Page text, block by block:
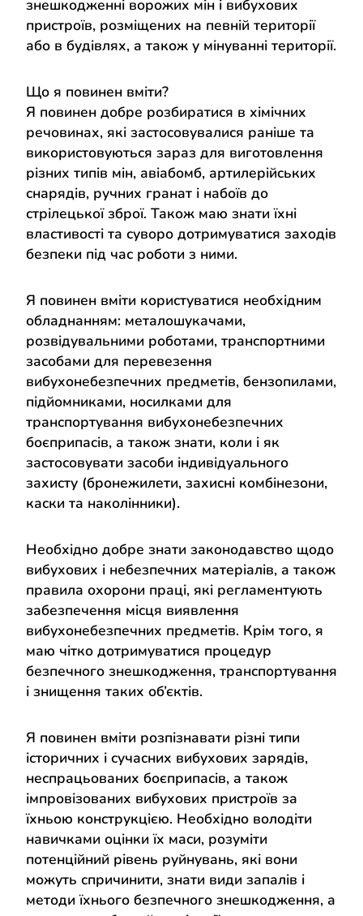
знешкодженні ворожих мін і вибухових
пристроїв, розміщених на певній території
або в будівлях, а також у мінуванні території.
Що я повинен вміти?
Я повинен добре розбиратися в хімічних
речовинах, які застосовувалися раніше та
використовуються зараз для виготовлення
різних типів мін, авіабомб, артилерійських
снарядів, ручних гранат і набоїв до
стрілецької зброї. Також маю знати їхні
властивості та суворо дотримуватися заходів
безпеки під час роботи з ними.
Я повинен вміти користуватися необхідним
обладнанням: металошукачами,
розвідувальними роботами, транспортними
засобами для перевезення
вибухонебезпечних предметів, бензопилами,
підйомниками, носилками для
транспортування вибухонебезпечних
боєприпасів, а також знати, коли і як
застосовувати засоби індивідуального
захисту (бронежилети, захисні комбінезони,
каски та наколінники).
Необхідно добре знати законодавство щодо
вибухових і небезпечних матеріалів, а також
правила охорони праці, які регламентують
забезпечення місця виявлення
вибухонебезпечних предметів. Крім того, я
маю чітко дотримуватися процедур
безпечного знешкодження, транспортування
і знищення таких об’єктів.
Я повинен вміти розпізнавати різні типи
історичних і сучасних вибухових зарядів,
неспрацьованих боєприпасів, а також
імпровізованих вибухових пристроїв за
їхньою конструкцією. Необхідно володіти
навичками оцінки їх маси, розуміти
потенційний рівень руйнувань, які вони
можуть спричинити, знати види запалів і
методи їхнього безпечного знешкодження, а